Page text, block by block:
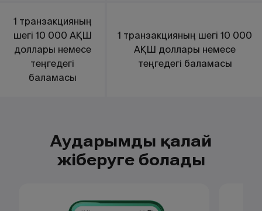
1 транзакцияның
шегі 10 000 АҚШ
доллары немесе
теңгедегі
баламасы
1 транзакцияның шегі 10 000
АҚШ доллары немесе
теңгедегі баламасы
Аударымды қалай
жіберуге болады